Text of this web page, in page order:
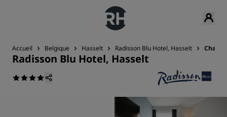
Accueil Belgique Hasselt Radisson Blu Hotel, Hasselt
Radisson Blu Hotel, Hasselt